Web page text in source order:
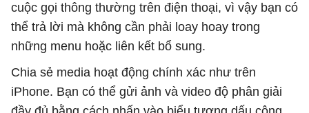
cuộc gọi thông thường trên điện thoại, vì vậy bạn có
thể trả lời mà không cần phải loay hoay trong
những menu hoặc liên kết bổ sung.
Chia sẻ media hoạt động chính xác như trên
iPhone. Bạn có thể gửi ảnh và video độ phân giải